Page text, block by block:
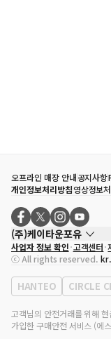
오프라인 매장 안내공지사항
개인정보처리방침영상정보
(주)케이타운포유
대표자
송효민
사업자등록번호
120-
통신판매업 신고번호 제
대표전화
02-
사업자 정보 확인 고객센터
ⓒ All rights reserved.
HANTEO CIRCLE
고객님의 안전거래를 위해
가입한 구매안전 서비스 (에